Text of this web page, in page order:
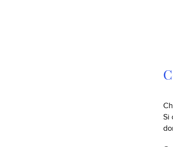
Si